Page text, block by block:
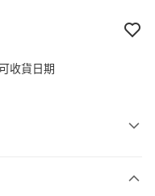
收貨日期